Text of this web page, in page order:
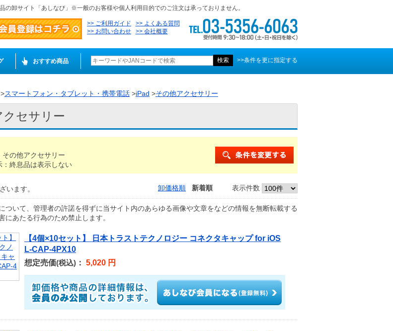
卸サイト「あしなび」※一般のお客様や個人利用目的でのご注文は承っておりません。
ご利用ガイド
よくある質問
お問い合わせ
会社概要
おすすめ商品 >>条件を更に指定する
>スマートフォン・タブレット・携帯電話 >iPad >その他アクセサリー
クセサリー
の他アクセサリー
：終息品は表示しない
います。 卸価格順 新着順 表示件数
ついて、管理者の許諾を得ずに当サイト内のあらゆる画像や文章をなどの情報を無断転載する
にあたる行為のため禁止します。
【4個×10セット】 日本トラストテクノロジー コネクタキャップ for iOS
L-CAP-4PX10
想定売価(税込) ： 5,020 円